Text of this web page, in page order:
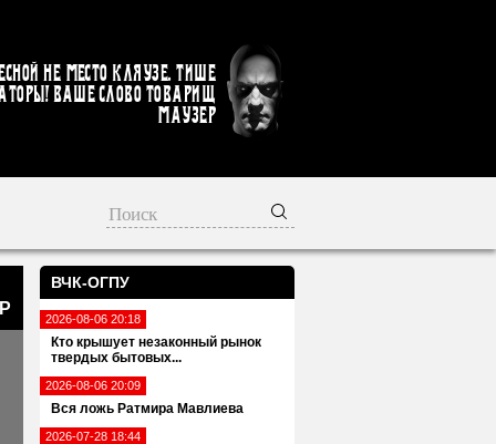
не место кляузе. Тише
Ваше слово товарищ
Маузер
ВЧК-ОГПУ
2026-08-06 20:18
Кто крышует незаконный рынок
твердых бытовых...
2026-08-06 20:09
Вся ложь Ратмира Мавлиева
2026-07-28 18:44